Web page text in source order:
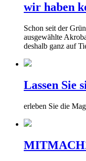
wir haben
Schon seit der
ausgewählte
deshalb ganz auf
Lassen Sie
erleben Sie die